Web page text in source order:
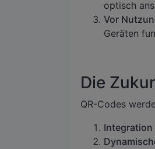
optisch
Vor
Geräten
Die
QR-Codes
Integration